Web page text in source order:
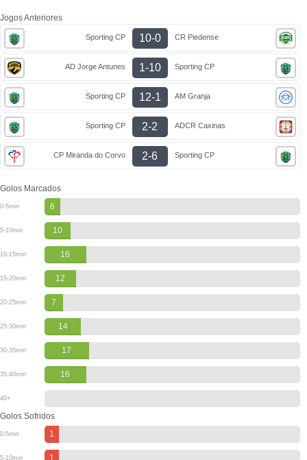
Jogos Anteriores
Sporting CP 10-0 CR Piedense
AD Jorge Antunes 1-10 Sporting CP
Sporting CP 12-1 AM Granja
Sporting CP 2-2 ADCR Caxinas
CP Miranda do Corvo 2-6 Sporting CP
Golos Marcados
0-5min 6
5-10min 10
10-15min 16
15-20min 12
20-25min 7
25-30min 14
30-35min 17
35-40min 16
40+
Golos Sofridos
0-5min 1
5-10min 1